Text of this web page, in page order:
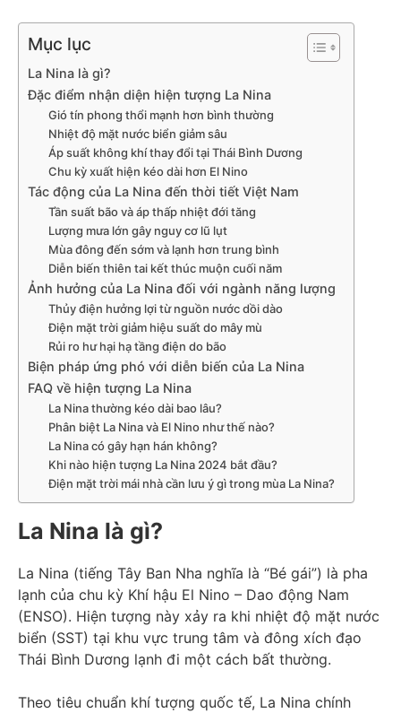
Mục lục
La Nina là gì?
Đặc điểm nhận diện hiện tượng La Nina
Gió tín phong thổi mạnh hơn bình thường
Nhiệt độ mặt nước biển giảm sâu
Áp suất không khí thay đổi tại Thái Bình Dương
Chu kỳ xuất hiện kéo dài hơn El Nino
Tác động của La Nina đến thời tiết Việt Nam
Tần suất bão và áp thấp nhiệt đới tăng
Lượng mưa lớn gây nguy cơ lũ lụt
Mùa đông đến sớm và lạnh hơn trung bình
Diễn biến thiên tai kết thúc muộn cuối năm
Ảnh hưởng của La Nina đối với ngành năng lượng
Thủy điện hưởng lợi từ nguồn nước dồi dào
Điện mặt trời giảm hiệu suất do mây mù
Rủi ro hư hại hạ tầng điện do bão
Biện pháp ứng phó với diễn biến của La Nina
FAQ về hiện tượng La Nina
La Nina thường kéo dài bao lâu?
Phân biệt La Nina và El Nino như thế nào?
La Nina có gây hạn hán không?
Khi nào hiện tượng La Nina 2024 bắt đầu?
Điện mặt trời mái nhà cần lưu ý gì trong mùa La Nina?
La Nina là gì?
La Nina (tiếng Tây Ban Nha nghĩa là “Bé gái”) là pha
lạnh của chu kỳ Khí hậu El Nino – Dao động Nam
(ENSO). Hiện tượng này xảy ra khi nhiệt độ mặt nước
biển (SST) tại khu vực trung tâm và đông xích đạo
Thái Bình Dương lạnh đi một cách bất thường.
Theo tiêu chuẩn khí tượng quốc tế, La Nina chính